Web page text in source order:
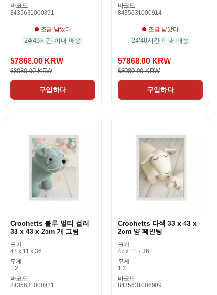
바코드
8435631000891
조금 남았다
24/48시간 이내 배송
57868.00 KRW
68080.00 KRW
구입하다
바코드
8435631000914
조금 남았다
24/48시간 이내 배송
57868.00 KRW
68080.00 KRW
구입하다
Crochetts 블루 멀티 컬러
33 x 43 x 2cm 개 그림
크기
47 x 11 x 36
무게
1.2
바코드
8435631000921
Crochetts 다색 33 x 43 x
2cm 양 페인팅
크기
47 x 11 x 36
무게
1.2
바코드
8435631006909